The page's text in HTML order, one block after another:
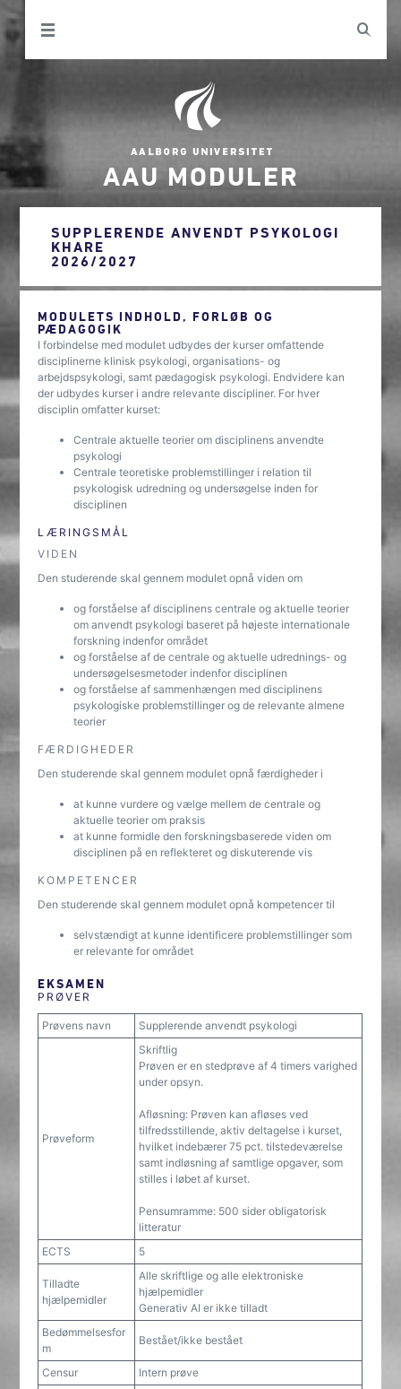
AAU MODULER
SUPPLERENDE ANVENDT PSYKOLOGI
KHARE
2026/2027
MODULETS INDHOLD, FORLØB OG
PÆDAGOGIK
I forbindelse med modulet udbydes der kurser omfattende
disciplinerne klinisk psykologi, organisations- og
arbejdspsykologi, samt pædagogisk psykologi. Endvidere kan
der udbydes kurser i andre relevante discipliner. For hver
disciplin omfatter kurset:
Centrale aktuelle teorier om disciplinens anvendte
psykologi
Centrale teoretiske problemstillinger i relation til
psykologisk udredning og undersøgelse inden for
disciplinen
LÆRINGSMÅL
VIDEN
Den studerende skal gennem modulet opnå viden om
og forståelse af disciplinens centrale og aktuelle teorier
om anvendt psykologi baseret på højeste internationale
forskning indenfor området
og forståelse af de centrale og aktuelle udrednings- og
undersøgelsesmetoder indenfor disciplinen
og forståelse af sammenhængen med disciplinens
psykologiske problemstillinger og de relevante almene
teorier
FÆRDIGHEDER
Den studerende skal gennem modulet opnå færdigheder i
at kunne vurdere og vælge mellem de centrale og
aktuelle teorier om praksis
at kunne formidle den forskningsbaserede viden om
disciplinen på en reflekteret og diskuterende vis
KOMPETENCER
Den studerende skal gennem modulet opnå kompetencer til
selvstændigt at kunne identificere problemstillinger som
er relevante for området
EKSAMEN
PRØVER
Prøvens navn Supplerende anvendt psykologi
Prøveform
Skriftlig
Prøven er en stedprøve af 4 timers varighed
under opsyn.
Afløsning: Prøven kan afløses ved
tilfredsstillende, aktiv deltagelse i kurset,
hvilket indebærer 75 pct. tilstedeværelse
samt indløsning af samtlige opgaver, som
stilles i løbet af kurset.
Pensumramme: 500 sider obligatorisk
litteratur
ECTS
5
Tilladte
hjælpemidler
Alle skriftlige og alle elektroniske
hjælpemidler
Generativ AI er ikke tilladt
Bedømmelsesfor
m
Bestået/ikke bestået
Censur
Intern prøve